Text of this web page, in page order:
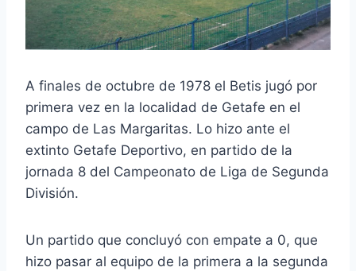
A finales de octubre de 1978 el Betis jugó por
primera vez en la localidad de Getafe en el
campo de Las Margaritas. Lo hizo ante el
extinto Getafe Deportivo, en partido de la
jornada 8 del Campeonato de Liga de Segunda
División.
Un partido que concluyó con empate a 0, que
hizo pasar al equipo de la primera a la segunda